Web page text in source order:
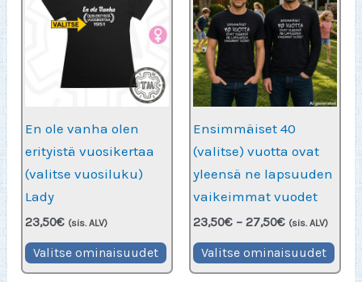
tehdä
valinnat
tuotteen
sivulla.
Voit
En ole vanha olen
erityistä vuosikertaa
(valitse vuosiluku)
Lady
23,50€ (sis. ALV)
Valitse ominaisuudet Tällä
tuotteella
Ensimmäiset 40
(valitse) vuotta ovat
yleensä ne lapsuuden
vaikeimmat vuodet
23,50€ – 27,50€Hintaluokka:
-
27,50€
(sis. ALV)
Valitse ominaisuudet